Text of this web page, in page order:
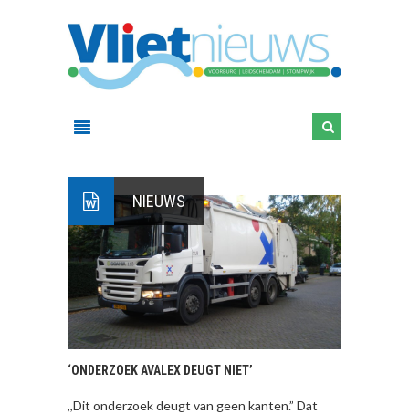
NIEUWS
‘ONDERZOEK AVALEX DEUGT NIET’
,,Dit onderzoek deugt van geen kanten.” Dat